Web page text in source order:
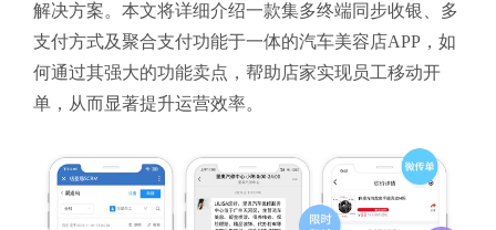
解决方案。本文将详细介绍一款集多终端同步收银、多
支付方式及聚合支付功能于一体的汽车美容店APP，如
何通过其强大的功能卖点，帮助店家实现员工移动开
单，从而显著提升运营效率。